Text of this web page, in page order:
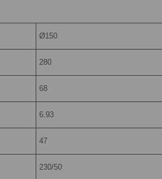
Ø150
280
68
6.93
47
230/50